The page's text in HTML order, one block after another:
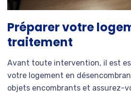
Préparer votre
traitement
Avant toute intervention, il est
votre logement en
objets encombrants et assurez-